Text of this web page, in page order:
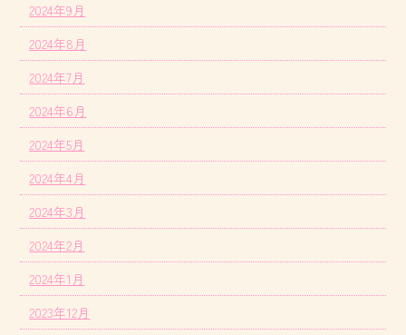
2024年9月
2024年8月
2024年7月
2024年6月
2024年5月
2024年4月
2024年3月
2024年2月
2024年1月
2023年12月